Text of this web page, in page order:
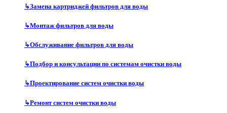
↳Замена картриджей фильтров для воды
↳Монтаж фильтров для воды
↳Обслуживание фильтров для воды
↳Подбор и консультации по системам очистки воды
↳Проектирование систем очистки воды
↳Ремонт систем очистки воды